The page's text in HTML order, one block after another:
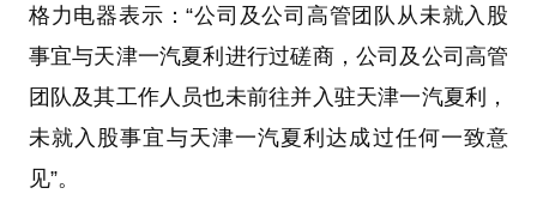
格力电器表示：“公司及公司高管团队从未就入股
事宜与天津一汽夏利进行过磋商，公司及公司高管
团队及其工作人员也未前往并入驻天津一汽夏利，
未就入股事宜与天津一汽夏利达成过任何一致意
见”。